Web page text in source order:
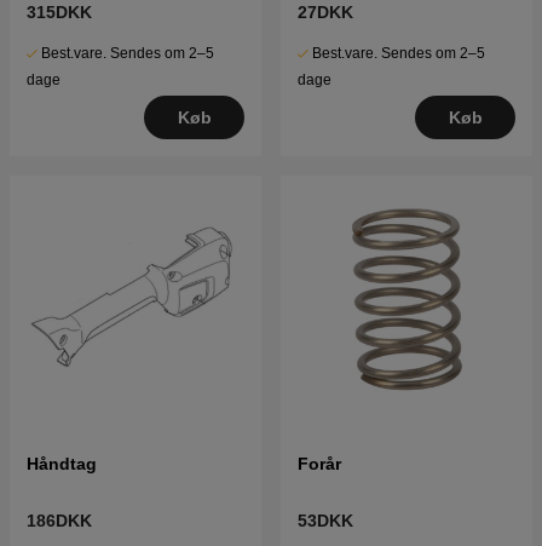
315DKK
Best.vare. Sendes om 2–5
dage
Køb
27DKK
Best.vare. Sendes om 2–5
dage
Køb
Håndtag
186DKK
Forår
53DKK